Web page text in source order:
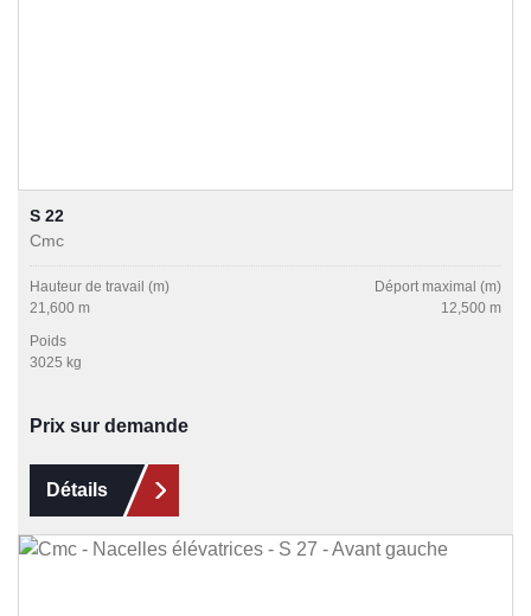
S 22
Cmc
Hauteur de travail (m)
21,600 m
Déport maximal (m)
12,500 m
Poids
3025 kg
Prix sur demande
Détails